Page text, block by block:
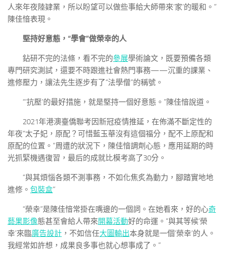
人來年夜陸肄業，所以盼望可以做些事給大師帶來‘家’的暖和。”
陳佳愔表現。
堅持好意態，“學會”做榮幸的人
鉆研不完的法條，看不完的參展學術論文，既要預備各類
專門研究測試，還要不時跟進社會熱門事務——沉重的課業、
進修壓力，讓法先生逐步有了“法學僧”的稱號。
“‘抗壓’的最好措施，就是堅持一個好意態。”陳佳愔說道。
2021年港澳臺僑聯考因新冠疫情推延，在佈滿不斷定性的
年夜“太子妃，原配？可惜藍玉華沒有這個福分，配不上原配和
原配的位置。”周遭的狀況下，陳佳愔調劑心態，應用延期的時
光抓緊機遇復習，最后的成就比模考高了30分。
“與其煩惱各類不測事務，不如化焦炙為動力，腳踏實地地
進修。 包裝盒”
“榮幸”是陳佳愔常掛在嘴邊的一個詞。在她看來，好的心奇
藝果影像態甚至會給人帶來開幕活動好的命運。“與其等候‘榮
幸’來臨廣告設計 ，不如信任大圖輸出本身就是一個‘榮幸’的人。
我經常如許想，成果良多事也就心想事成了。”